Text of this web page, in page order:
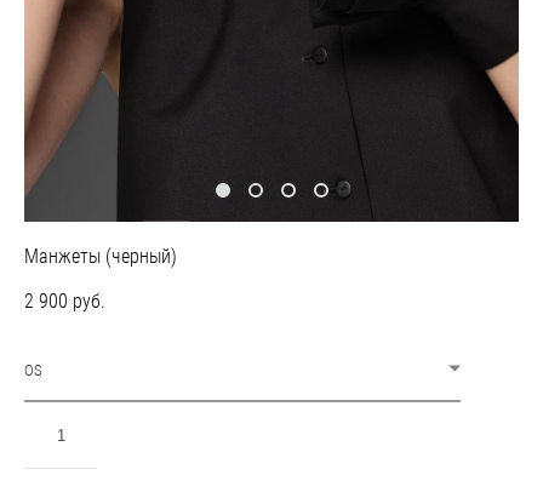
Манжеты (черный)
2 900 pуб.
OS